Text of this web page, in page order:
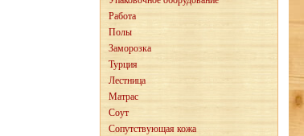
Работа
Полы
Заморозка
Турция
Лестница
Матрас
Соут
Сопутствующая кожа